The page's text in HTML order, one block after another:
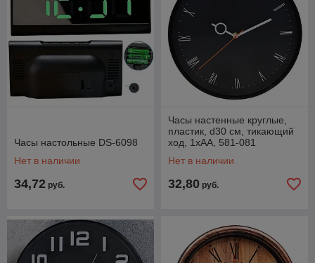
Часы настольные DS-6098
Нет в наличии
34,72 руб.
Часы настенные круглые,
пластик, d30 см, тикающий
ход, 1xАА, 581-081
Нет в наличии
32,80 руб.